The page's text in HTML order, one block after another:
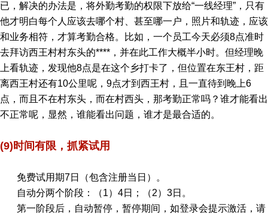
已，解决的办法是，将外勤考勤的权限下放给“一线经理”，只有
他才明白每个人应该去哪个村、甚至哪一户，照片和轨迹，应该
和业务相符，才算考勤合格。比如，一个员工今天必须8点准时
去拜访西王村村东头的****，并在此工作大概半小时。但经理晚
上看轨迹，发现他8点是在这个乡打卡了，但位置在东王村，距
离西王村还有10公里呢，9点才到西王村，且一直待到晚上6
点，而且不在村东头，而在村西头，那考勤正常吗？谁才能看出
不正常呢，显然，谁能看出问题，谁才是最合适的。
(9)时间有限，抓紧试用
免费试用期7日（包含注册当日）。
自动分两个阶段：（1）4日；（2）3日。
第一阶段后，自动暂停，暂停期间，如登录会提示激活，请